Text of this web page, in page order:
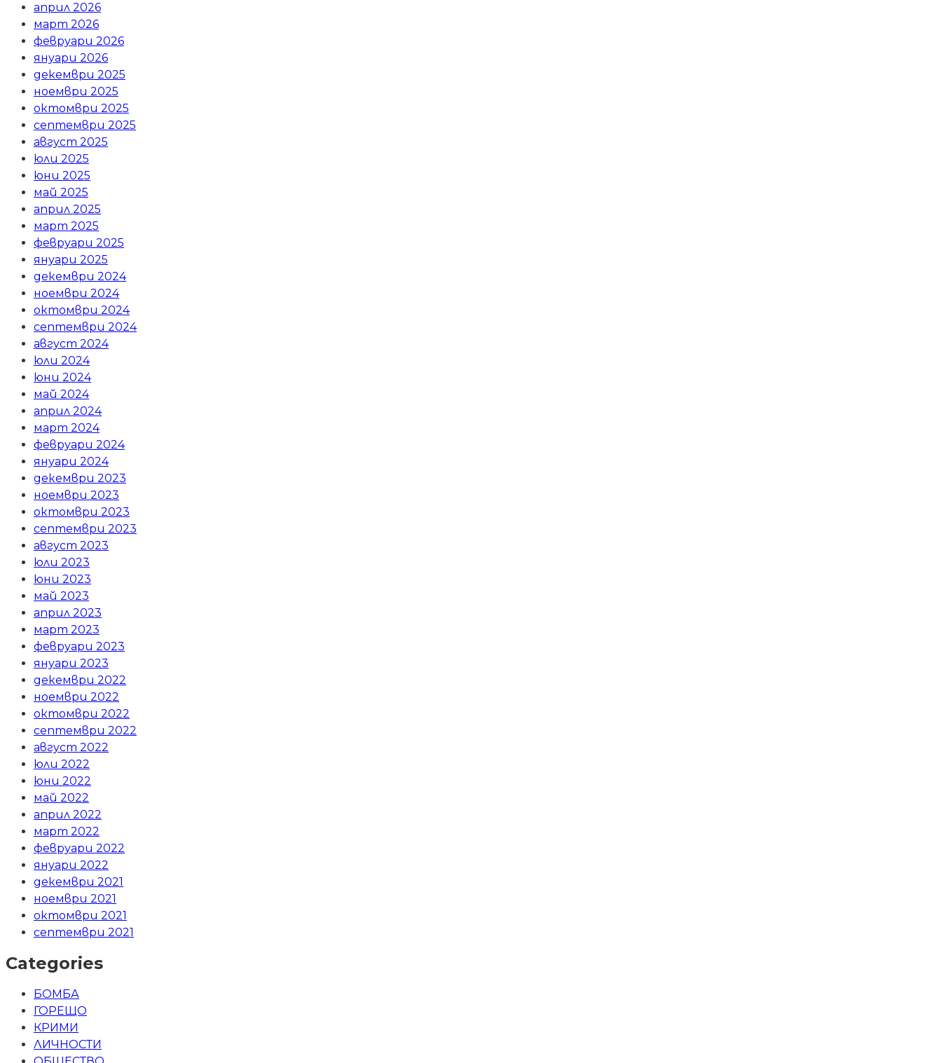
април 2026
март 2026
февруари 2026
януари 2026
декември 2025
ноември 2025
октомври 2025
септември 2025
август 2025
юли 2025
юни 2025
май 2025
април 2025
март 2025
февруари 2025
януари 2025
декември 2024
ноември 2024
октомври 2024
септември 2024
август 2024
юли 2024
юни 2024
май 2024
април 2024
март 2024
февруари 2024
януари 2024
декември 2023
ноември 2023
октомври 2023
септември 2023
август 2023
юли 2023
юни 2023
май 2023
април 2023
март 2023
февруари 2023
януари 2023
декември 2022
ноември 2022
октомври 2022
септември 2022
август 2022
юли 2022
юни 2022
май 2022
април 2022
март 2022
февруари 2022
януари 2022
декември 2021
ноември 2021
октомври 2021
септември 2021
Categories
БОМБА
ГОРЕЩО
КРИМИ
ЛИЧНОСТИ